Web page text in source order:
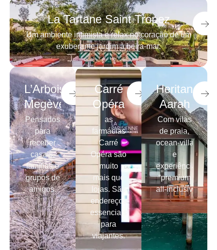
La Tartane Saint Tropez
Um ambiente intimista e relax no coração de um
exuberante jardim à beira-mar.
L’Arboisie
Megève
Pensados
para
receber
casais,
famílias e
grupos de
amigos.
Carré
Opéra
as
farmácias
Carré
Opéra são
muito
mais que
lojas. São
endereços
essenciais
para
viajantes.
Heritance
Aarah
Com vilas
de praia,
ocean‑villas
e
experiências
“premium
all‑inclusive”